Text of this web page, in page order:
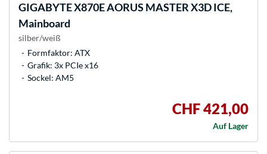
GIGABYTEX870E AORUS MASTER X3D ICE,
Mainboard
silber/weiß
Formfaktor: ATX
Grafik: 3x PCIe x16
Sockel: AM5
CHF 421,00
Auf Lager